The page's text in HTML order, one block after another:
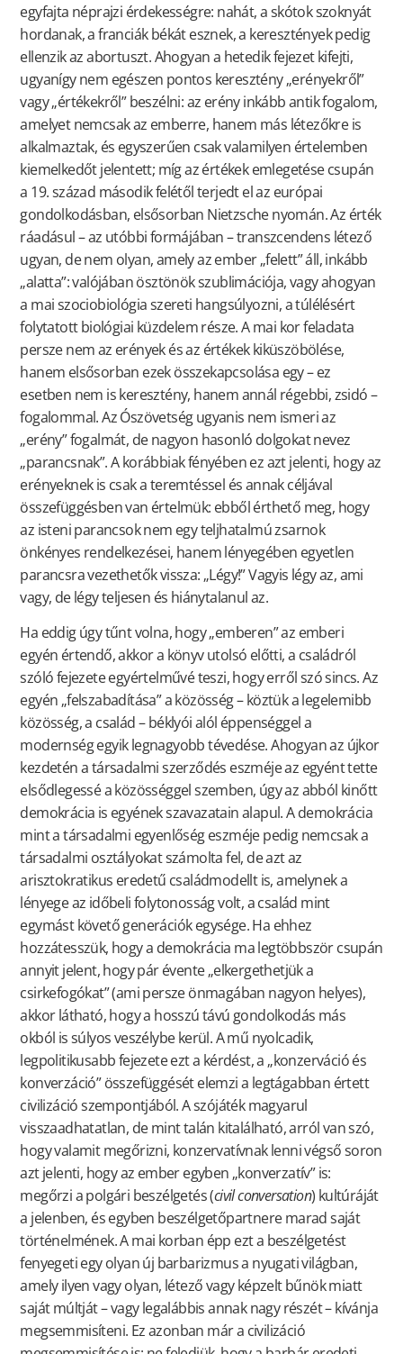
egyfajta néprajzi érdekességre: nahát, a skótok szoknyát
hordanak, a franciák békát esznek, a keresztények pedig
ellenzik az abortuszt. Ahogyan a hetedik fejezet kifejti,
ugyanígy nem egészen pontos keresztény „erényekről”
vagy „értékekről” beszélni: az erény inkább antik fogalom,
amelyet nemcsak az emberre, hanem más létezőkre is
alkalmaztak, és egyszerűen csak valamilyen értelemben
kiemelkedőt jelentett; míg az értékek emlegetése csupán
a 19. század második felétől terjedt el az európai
gondolkodásban, elsősorban Nietzsche nyomán. Az érték
ráadásul – az utóbbi formájában – transzcendens létező
ugyan, de nem olyan, amely az ember „felett” áll, inkább
„alatta”: valójában ösztönök szublimációja, vagy ahogyan
a mai szociobiológia szereti hangsúlyozni, a túlélésért
folytatott biológiai küzdelem része. A mai kor feladata
persze nem az erények és az értékek kiküszöbölése,
hanem elsősorban ezek összekapcsolása egy – ez
esetben nem is keresztény, hanem annál régebbi, zsidó –
fogalommal. Az Ószövetség ugyanis nem ismeri az
„erény” fogalmát, de nagyon hasonló dolgokat nevez
„parancsnak”. A korábbiak fényében ez azt jelenti, hogy az
erényeknek is csak a teremtéssel és annak céljával
összefüggésben van értelmük: ebből érthető meg, hogy
az isteni parancsok nem egy teljhatalmú zsarnok
önkényes rendelkezései, hanem lényegében egyetlen
parancsra vezethetők vissza: „Légy!” Vagyis légy az, ami
vagy, de légy teljesen és hiánytalanul az.
Ha eddig úgy tűnt volna, hogy „emberen” az emberi
egyén értendő, akkor a könyv utolsó előtti, a családról
szóló fejezete egyértelművé teszi, hogy erről szó sincs. Az
egyén „felszabadítása” a közösség – köztük a legelemibb
közösség, a család – béklyói alól éppenséggel a
modernség egyik legnagyobb tévedése. Ahogyan az újkor
kezdetén a társadalmi szerződés eszméje az egyént tette
elsődlegessé a közösséggel szemben, úgy az abból kinőtt
demokrácia is egyének szavazatain alapul. A demokrácia
mint a társadalmi egyenlőség eszméje pedig nemcsak a
társadalmi osztályokat számolta fel, de azt az
arisztokratikus eredetű családmodellt is, amelynek a
lényege az időbeli folytonosság volt, a család mint
egymást követő generációk egysége. Ha ehhez
hozzátesszük, hogy a demokrácia ma legtöbbször csupán
annyit jelent, hogy pár évente „elkergethetjük a
csirkefogókat” (ami persze önmagában nagyon helyes),
akkor látható, hogy a hosszú távú gondolkodás más
okból is súlyos veszélybe kerül. A mű nyolcadik,
legpolitikusabb fejezete ezt a kérdést, a „konzerváció és
konverzáció” összefüggését elemzi a legtágabban értett
civilizáció szempontjából. A szójáték magyarul
visszaadhatatlan, de mint talán kitalálható, arról van szó,
hogy valamit megőrizni, konzervatívnak lenni végső soron
azt jelenti, hogy az ember egyben „konverzatív” is:
megőrzi a polgári beszélgetés (civil conversation) kultúráját
a jelenben, és egyben beszélgetőpartnere marad saját
történelmének. A mai korban épp ezt a beszélgetést
fenyegeti egy olyan új barbarizmus a nyugati világban,
amely ilyen vagy olyan, létező vagy képzelt bűnök miatt
saját múltját – vagy legalábbis annak nagy részét – kívánja
megsemmisíteni. Ez azonban már a civilizáció